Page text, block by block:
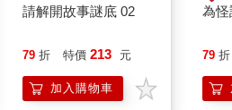
請解開故事謎底 02
79 折 特價 213 元
加入購物車
為怪
79 折